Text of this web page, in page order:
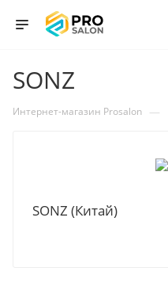
SONZ
Интернет-магазин Prosalon —
SONZ (Китай)